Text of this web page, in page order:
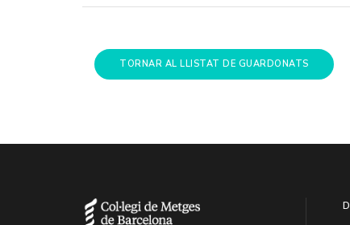
TORNAR AL LLISTAT DE GUARDONATS